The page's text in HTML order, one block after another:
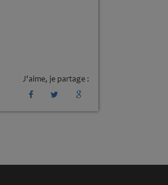
J'aime, je partage :